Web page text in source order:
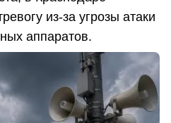
из-за угрозы атаки
аппаратов.